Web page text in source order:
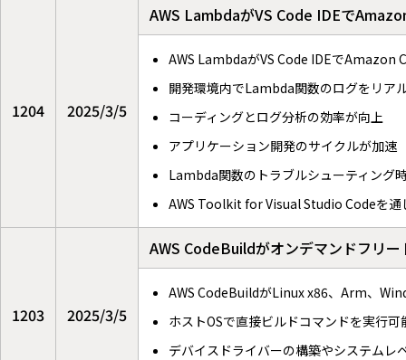
1204 2025/3/5
AWS LambdaがVS Code IDEで
AWS LambdaがVS Code IDEで
開発環境内でLambda関数のログをリア
コーディングとログ分析の効率が向上
アプリケーション開発のサイクルが加速
Lambda関数のトラブルシューティング
AWS Toolkit for Visual Studio Codeを通
1203 2025/3/5
AWS CodeBuildがオンデマンドフリ
AWS CodeBuildがLinux x86、Arm、
ホストOSで直接ビルドコマンドを実行可
デバイスドライバーの構築やシステムレ